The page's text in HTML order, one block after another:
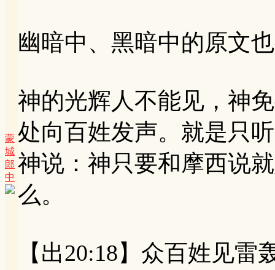
蒙
城
郎
中
幽暗中、黑暗中的原文
神的光辉人不能见，神
处向百姓发声。就是只
神说：神只要和摩西说
么。
【出20:18】众百姓见